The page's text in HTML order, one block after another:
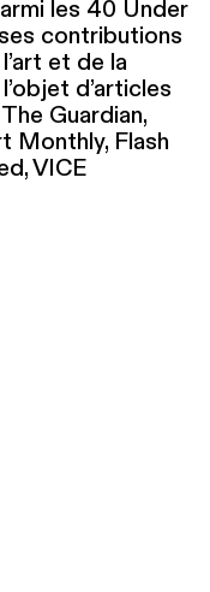
les 40 Under
con­tri­bu­tions
et de la
d’articles
Guardian,
Monthly, Flash
VICE